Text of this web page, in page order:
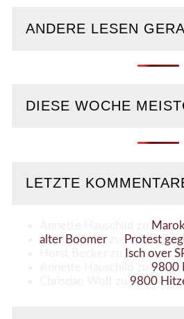
ANDERE LESEN
DIESE WOCHE
LETZTE
alter Boomerzu
Protest
Isch over
9800
9800